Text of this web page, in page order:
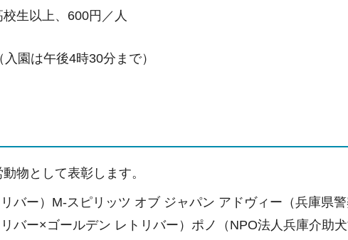
生以上、600円／人
園は午後4時30分まで）
物として表彰します。
バー）M-スピリッツ オブ ジャパン アドヴィー（兵庫県警
バー×ゴールデン レトリバー）ポノ（NPO法人兵庫介助